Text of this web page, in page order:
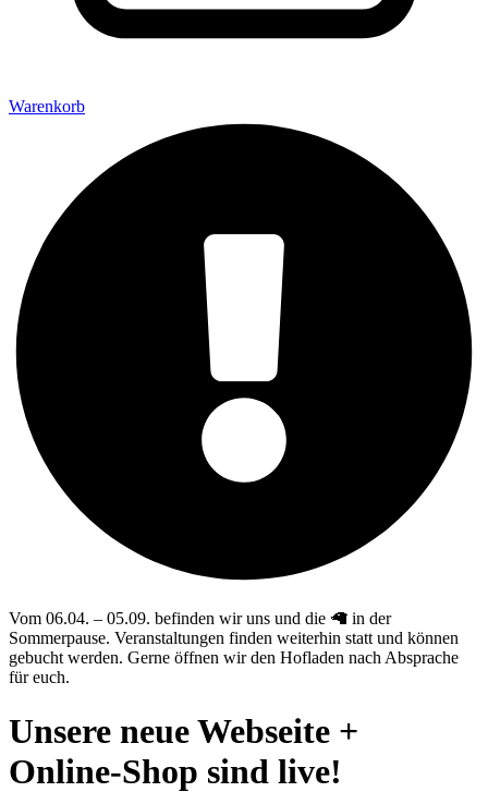
Warenkorb
Vom 06.04. – 05.09. befinden wir uns und die 🦙 in der
Sommerpause. Veranstaltungen finden weiterhin statt und können
gebucht werden. Gerne öffnen wir den Hofladen nach Absprache
für euch.
Unsere neue Webseite +
Online-Shop sind live!